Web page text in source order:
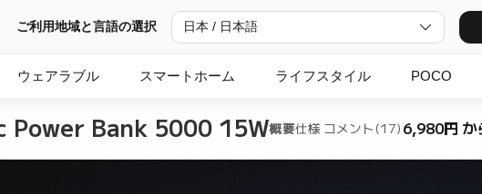
ご利用地域と言語の選択 日本 / 日本語
ウェアラブル スマートホーム ライフスタイル POCO
Bank 5000 15W概要仕様 コメント(17) 6,980円 か